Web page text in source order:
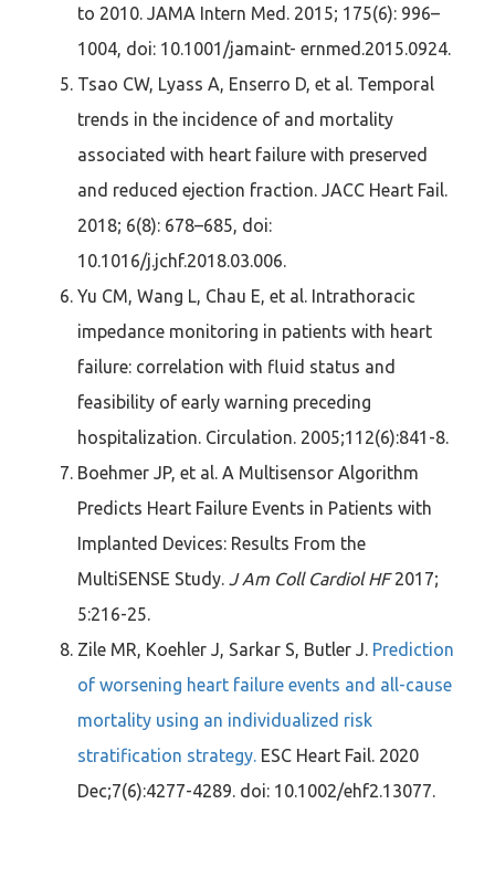
to 2010. JAMA Intern Med. 2015; 175(6): 996–
1004, doi: 10.1001/jamaint- ernmed.2015.0924.
Tsao CW, Lyass A, Enserro D, et al. Temporal
trends in the incidence of and mortality
associated with heart failure with preserved
and reduced ejection fraction. JACC Heart Fail.
2018; 6(8): 678–685, doi:
10.1016/j.jchf.2018.03.006.
Yu CM, Wang L, Chau E, et al. Intrathoracic
impedance monitoring in patients with heart
failure: correlation with fluid status and
feasibility of early warning preceding
hospitalization. Circulation. 2005;112(6):841-8.
Boehmer JP, et al. A Multisensor Algorithm
Predicts Heart Failure Events in Patients with
Implanted Devices: Results From the
MultiSENSE Study. J Am Coll Cardiol HF2017;
5:216-25.
Zile MR, Koehler J, Sarkar S, Butler J. Prediction
of worsening heart failure events and all-cause
mortality using an individualized risk
stratification strategy. ESC Heart Fail. 2020
Dec;7(6):4277-4289. doi: 10.1002/ehf2.13077.